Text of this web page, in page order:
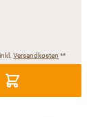
Versandkosten **